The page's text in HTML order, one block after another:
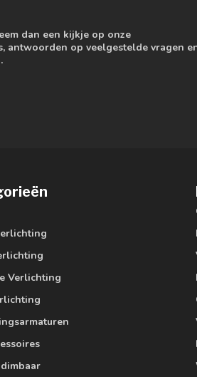
dan een kijkje op onze
antwoorden op veelgestelde vragen
Verlichting